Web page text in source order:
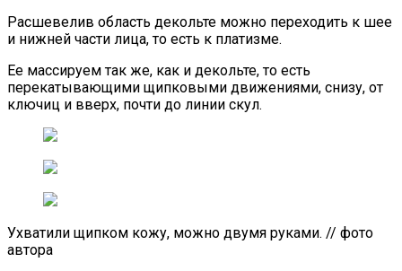
Расшевелив область декольте можно переходить к шее
и нижней части лица, то есть к платизме.
Ее массируем так же, как и декольте, то есть
перекатывающими щипковыми движениями, снизу, от
ключиц и вверх, почти до линии скул.
Ухватили щипком кожу, можно двумя руками. // фото
автора